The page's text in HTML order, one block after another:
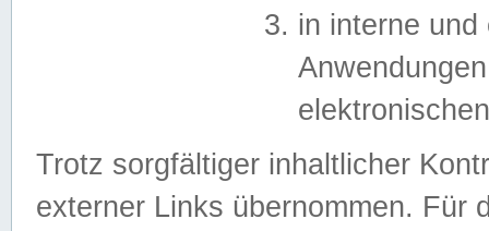
in interne
Trotz sorgfältiger inhaltlicher
externer Links übernommen. Für